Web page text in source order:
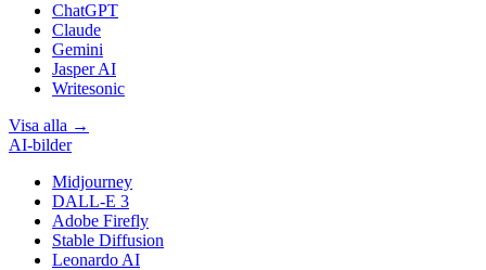
ChatGPT
Claude
Gemini
Jasper AI
Writesonic
Visa alla →
AI-bilder
Midjourney
DALL-E 3
Adobe Firefly
Stable Diffusion
Leonardo AI